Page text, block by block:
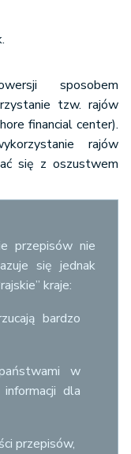
sposobem
tzw. rajów
financial center).
rajów
się z oszustwem
przepisów nie
się jednak
kraje:
bardzo
w
dla
przepisów,